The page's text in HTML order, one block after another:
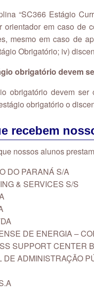
“SC366 Estágio
orientador em caso de
mesmo em caso de
Obrigatório; iv)
obrigatório devem
obrigatório devem
obrigatório o
recebem
nossos alunos
DO PARANÁ S/A
& SERVICES S/S
DE ENERGIA –
SUPPORT CENTER
DE ADMINISTRAÇÃO